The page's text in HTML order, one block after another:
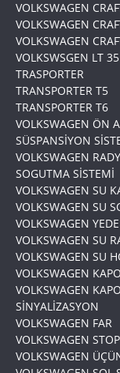
VOLKSWAGEN
VOLKSWAGEN
VOLKSWAGEN
VOLKSWSGEN LT 35
TRASPORTER
TRANSPORTER T5
TRANSPORTER T6
VOLKSWAGEN ÖN
SÜSPANSİYON
VOLKSWAGEN
SOGUTMA SİSTEMİ
VOLKSWAGEN SU
VOLKSWAGEN SU
VOLKSWAGEN
VOLKSWAGEN SU
VOLKSWAGEN SU
VOLKSWAGEN
VOLKSWAGEN
SİNYALİZASYON
VOLKSWAGEN FAR
VOLKSWAGEN STOP
VOLKSWAGEN